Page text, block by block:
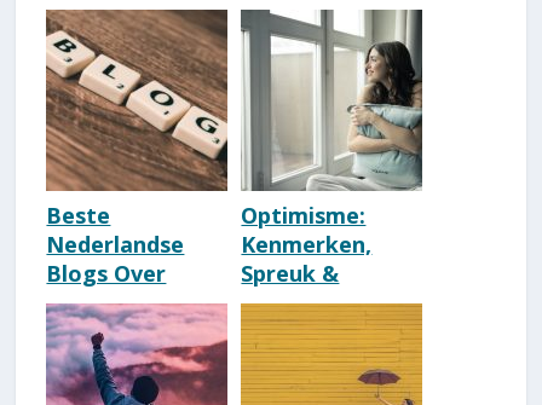
Beste
Nederlandse
Blogs Over
Mindset &
Persoonlijke
Ontwikkeling
[2026 Update]
Optimisme:
Kenmerken,
Spreuk &
Affirmatie
[Kwaliteit]